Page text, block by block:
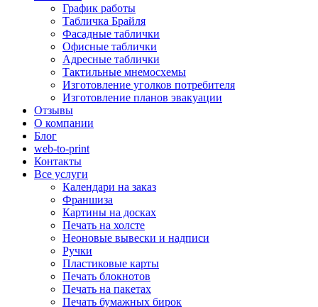
График работы
Табличка Брайля
Фасадные таблички
Офисные таблички
Адресные таблички
Тактильные мнемосхемы
Изготовление уголков потребителя
Изготовление планов эвакуации
Отзывы
О компании
Блог
web-to-print
Контакты
Все услуги
Календари на заказ
Франшиза
Картины на досках
Печать на холсте
Неоновые вывески и надписи
Ручки
Пластиковые карты
Печать блокнотов
Печать на пакетах
Печать бумажных бирок